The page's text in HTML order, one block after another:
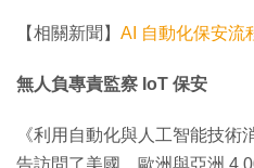
【相關新聞】 AI 自動化保安流
無人負專責監察 IoT 保安
《利用自動化與人工智能技術
告訪問了美國、歐洲與亞洲